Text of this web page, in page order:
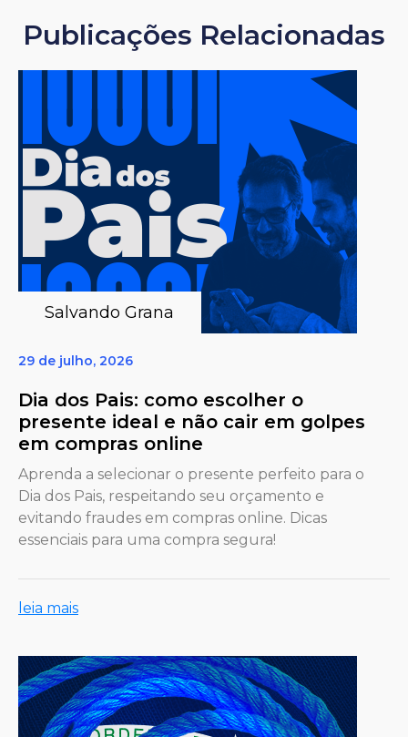
Publicações Relacionadas
Salvando Grana
29 de julho, 2026
Dia dos Pais: como escolher o
presente ideal e não cair em golpes
em compras online
Aprenda a selecionar o presente perfeito para o
Dia dos Pais, respeitando seu orçamento e
evitando fraudes em compras online. Dicas
essenciais para uma compra segura!
leia mais